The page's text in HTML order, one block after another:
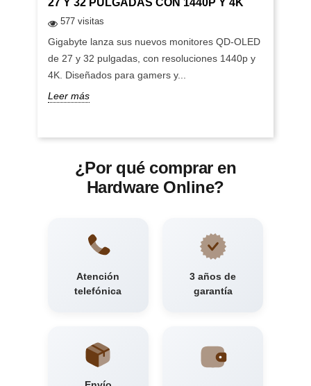
27 Y 32 PULGADAS CON 1440P Y 4K
577 visitas
Gigabyte lanza sus nuevos monitores QD-OLED
de 27 y 32 pulgadas, con resoluciones 1440p y
4K. Diseñados para gamers y...
Leer más
¿Por qué comprar en
Hardware Online?
Atención
telefónica
3 años de
garantía